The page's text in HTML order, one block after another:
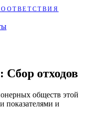
отходов
обществ этой
показателями и